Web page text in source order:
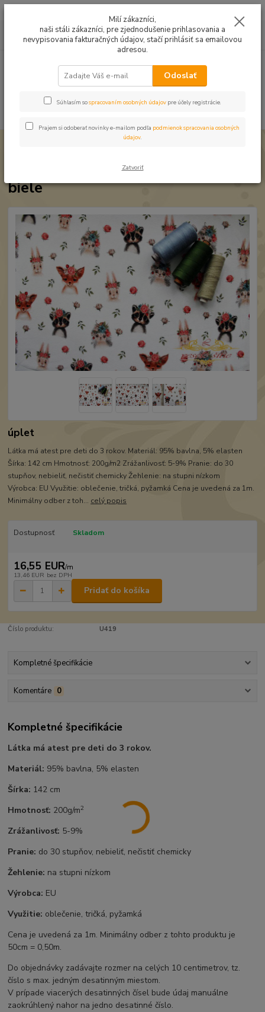
0949224331
9:00 -14:30
za0,00 EUR
Úplet Bioúplet Zvieratká gots biele
Úplet Bioúplet Zvieratká gots
biele
úplet
Látka má atest pre deti do 3 rokov. Materiál: 95% bavlna, 5% elasten
Šírka: 142 cm Hmotnosť: 200g/m2 Zrážanlivosť: 5-9% Pranie: do 30
stupňov, nebieliť, nečistiť chemicky Žehlenie: na stupni nízkom
Výrobca: EU Využitie: oblečenie, tričká, pyžamká Cena je uvedená za 1m.
Minimálny odber z toh... celý popis
Dostupnosť Skladom
16,55 EUR/m
13,46 EUR bez DPH
Pridať do košíka
Číslo produktu: U419
Kompletné špecifikácie
Komentáre 0
Kompletné špecifikácie
Látka má atest pre deti do 3 rokov.
Materiál: 95% bavlna, 5% elasten
Šírka: 142 cm
Hmotnosť: 200g/m2
Zrážanlivosť: 5-9%
Pranie: do 30 stupňov, nebieliť, nečistiť chemicky
Žehlenie: na stupni nízkom
Výrobca: EU
Využitie: oblečenie, tričká, pyžamká
Cena je uvedená za 1m. Minimálny odber z tohto produktu je
50cm = 0,50m.
Do objednávky zadávajte rozmer na celých 10 centimetrov, tz.
číslo s max. jedným desatinným miestom.
V prípade viacerých desatinných čísel bude údaj manuálne
zaokrúhlený nahor na jedno desatinné číslo.
Milí zákazníci,
naši stáli zákazníci, pre zjednodušenie prihlasovania a
nevypisovania fakturačných údajov, stačí prihlásiť sa emailovou
adresou.
Odoslať
Súhlasím sospracovaním osobných údajov pre účely registrácie.
Prajem si odoberať novinky e-mailom podľa podmienok spracovania osobných
údajov.
Zatvoriť